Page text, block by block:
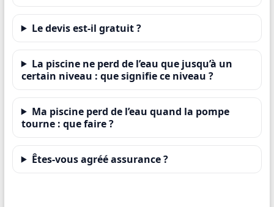
Le devis est-il gratuit ?
La piscine ne perd de l’eau que jusqu’à un
certain niveau : que signifie ce niveau ?
Ma piscine perd de l’eau quand la pompe
tourne : que faire ?
Êtes-vous agréé assurance ?